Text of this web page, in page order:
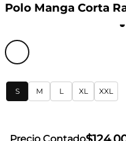
Polo Manga Corta
S M L XL XXL
Precio Contado